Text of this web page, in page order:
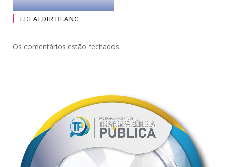
LEI ALDIR BLANC
Os comentários estão fechados.